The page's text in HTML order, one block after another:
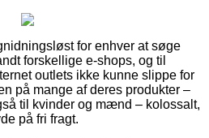
for enhver at søge
forskellige e-shops, og til
outlets ikke kunne slippe for
på mange af deres produkter –
til kvinder og mænd – kolossalt,
på fri fragt.